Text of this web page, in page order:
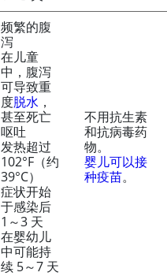
频繁的腹
泻
在儿童
中，腹泻
可导致重
度脱水 ，
甚至死亡
呕吐
发热超过
102°F（约
39°C）
症状开始
于感染后
1～3 天
在婴幼儿
中可能持
续 5～7 天
不用抗生素
和抗病毒药
物。
婴儿可以接
种疫苗。